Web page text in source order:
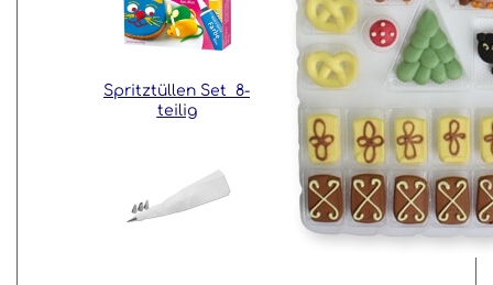
Spritztüllen Set 8-
teilig